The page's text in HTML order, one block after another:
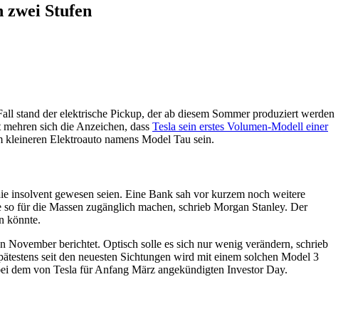
Stufen
stand der elektrische Pickup, der ab diesem Sommer produziert werden
sich die Anzeichen, dass Tesla sein erstes Volumen-Modell einer
Elektroauto namens Model Tau sein.
insolvent gewesen seien. Eine Bank sah vor kurzem noch weitere
für die Massen zugänglich machen, schrieb Morgan Stanley. Der
könnte.
November berichtet. Optisch solle es sich nur wenig verändern, schrieb
seit den neuesten Sichtungen wird mit einem solchen Model 3
dem von Tesla für Anfang März angekündigten Investor Day.